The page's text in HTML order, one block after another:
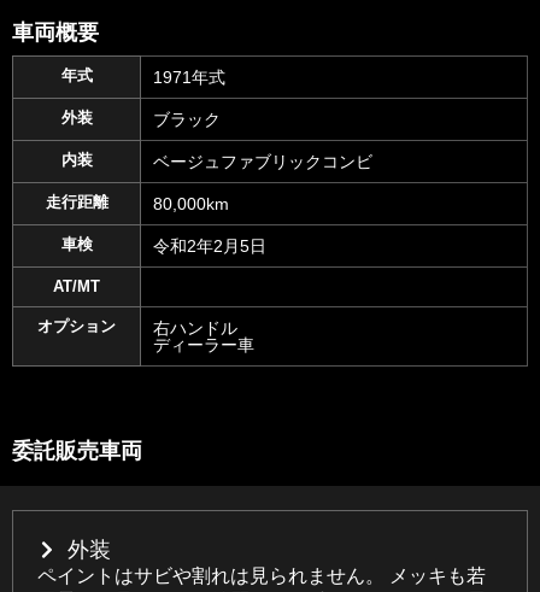
車両概要
年式 1971年式
外装 ブラック
内装 ベージュファブリックコンビ
走行距離 80,000km
車検 令和2年2月5日
AT/MT
オプション
右ハンドル
ディーラー車
委託販売車両
外装
ペイントはサビや割れは見られません。 メッキも若